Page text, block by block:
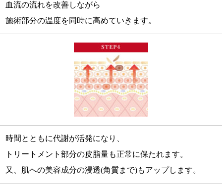
血流の流れを改善しながら
施術部分の温度を同時に高めていきます。
時間とともに代謝が活発になり、
トリートメント部分の皮脂量も正常に保たれます。
又、肌への美容成分の浸透(角質まで)もアップします。